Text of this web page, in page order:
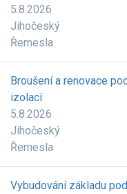
5.8.2026
Jihočeský
Řemesla
Broušení a renovace
izolací
5.8.2026
Jihočeský
Řemesla
Vybudování základu